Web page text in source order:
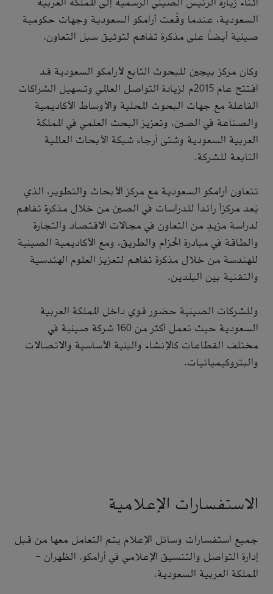
أثناء زيارة الرئيس الصيني الرسمية إلى المملكة العربية
السعودية، عندما وقَّعت أرامكو السعودية وجهات حكومية
صينية أيضاً على مذكرة تفاهم لتوثيق سبل التعاون.
وكان مركز بيجين للبحوث التابع لأرامكو السعودية قد
افتتح عام 2015م لزيادة التواصل العالمي وتسهيل الشراكات
الفاعلة مع جهات البحوث المحلية والأوساط الأكاديمية
والصناعة في الصين، وتعزيز البحث العلمي في المملكة
العربية السعودية وشتى أرجاء شبكة الأبحاث العالمية
التابعة للشركة.
تتعاون أرامكو السعودية مع مركز الأبحاث والتطوير، الذي
يُعد مركزاً رائداً للدراسات في الصين من خلال مذكرة تفاهم
لدراسة مزيدٍ من التعاون في مجالات الاقتصاد والتجارة
والطاقة في مبادرة الحزام والطريق، ومع الأكاديمية الصينية
للهندسة من خلال مذكرة تفاهم لتعزيز العلوم الهندسية
والتقنية بين البلدين.
وللشركات الصينية حضور قوي داخل المملكة العربية
السعودية حيث تعمل أكثر من 160 شركة صينية في
مختلف القطاعات كالإنشاء والبنية الأساسية والاتصالات
والبتروكيميائيات.
الاستفسارات الإعلامية
جميع استفسارات وسائل الإعلام يتم التعامل معها من قبل
إدارة التواصل والتنسيق الإعلامي في أرامكو. الظهران -
المملكة العربية السعودية.